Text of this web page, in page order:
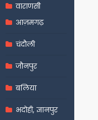
वाराणसी
आज़मगढ़
चंदौली
जौनपुर
बलिया
भदोही, ज्ञानपुर